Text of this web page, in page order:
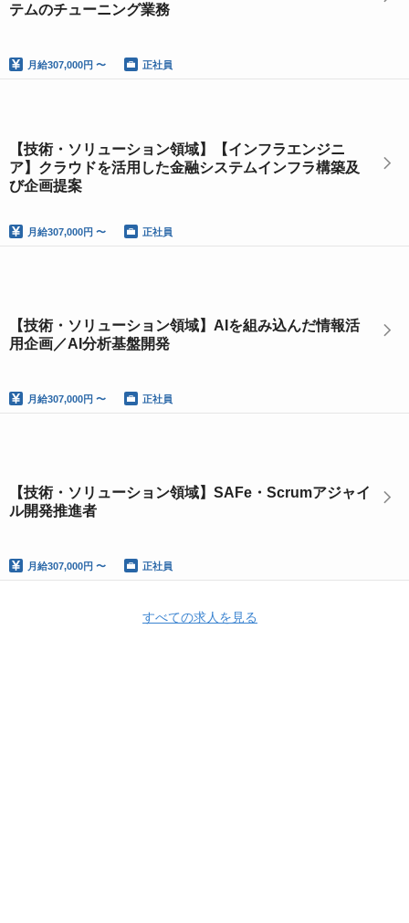
テムのチューニング業務
月給307,000円 〜 正社員
【技術・ソリューション領域】【インフラエンジニ
ア】クラウドを活用した金融システムインフラ構築及
び企画提案
月給307,000円 〜 正社員
【技術・ソリューション領域】AIを組み込んだ情報活
用企画／AI分析基盤開発
月給307,000円 〜 正社員
【技術・ソリューション領域】SAFe・Scrumアジャイ
ル開発推進者
月給307,000円 〜 正社員
すべての求人を見る